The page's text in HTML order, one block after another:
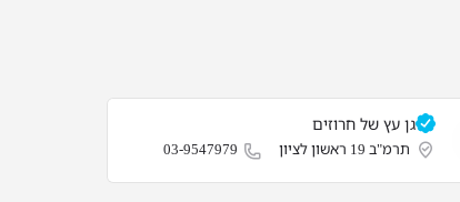
גן עץ של חרוזים
תרמ"ב 19 ראשון לציון 03-9547979